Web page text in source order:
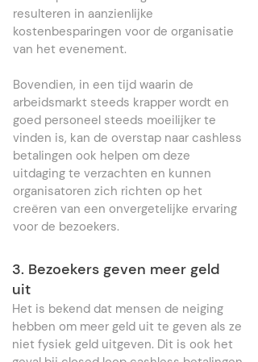
resulteren in aanzienlijke
kostenbesparingen voor de organisatie
van het evenement.
Bovendien, in een tijd waarin de
arbeidsmarkt steeds krapper wordt en
goed personeel steeds moeilijker te
vinden is, kan de overstap naar cashless
betalingen ook helpen om deze
uitdaging te verzachten en kunnen
organisatoren zich richten op het
creëren van een onvergetelijke ervaring
voor de bezoekers.
3. Bezoekers geven meer geld
uit
Het is bekend dat mensen de neiging
hebben om meer geld uit te geven als ze
niet fysiek geld uitgeven. Dit is ook het